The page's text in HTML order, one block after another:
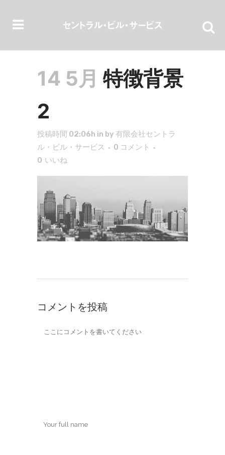
14 5月 特徴背景
2
投稿時間 02:06h in by 有限会社セントラ
ル・ビル・サービス
0 コメント
0 いいね
コメントを投稿